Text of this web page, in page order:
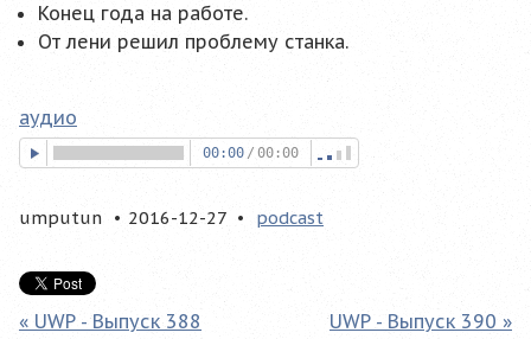
Конец года на работе.
От лени решил проблему станка.
аудио
00:00 / 00:00
umputun 2016-12-27 podcast
« UWP - Выпуск 388 UWP - Выпуск 390 »